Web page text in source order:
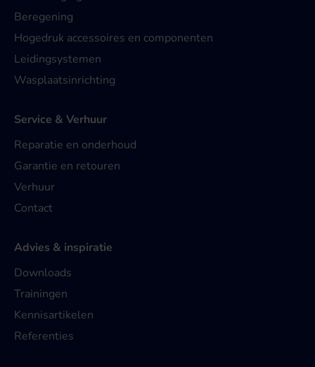
Beregening
Hogedruk accessoires en componenten
Leidingsystemen
Wasplaatsinrichting
Service & Verhuur
Reparatie en onderhoud
Garantie en retouren
Verhuur
Contact
Advies & inspiratie
Downloads
Trainingen
Kennisartikelen
Referenties